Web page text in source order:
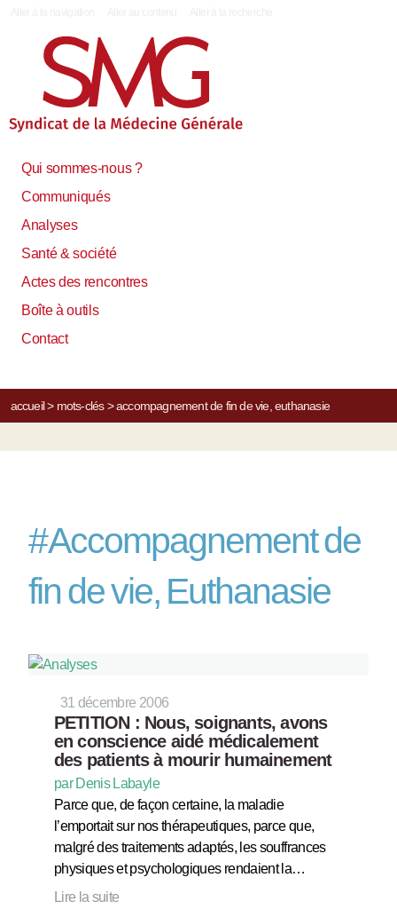
Qui sommes-nous ?
Communiqués
Analyses
Santé & société
Actes des rencontres
Boîte à outils
Contact
accueil> mots-clés> accompagnement de fin de vie, euthanasie
#Accompagnement de
fin de vie, Euthanasie
31 décembre 2006
PETITION : Nous, soignants, avons
en conscience aidé médicalement
des patients à mourir humainement
par Denis Labayle
Parce que, de façon certaine, la maladie
l’emportait sur nos thérapeutiques, parce que,
malgré des traitements adaptés, les souffrances
physiques et psychologiques rendaient la…
Lire la suite